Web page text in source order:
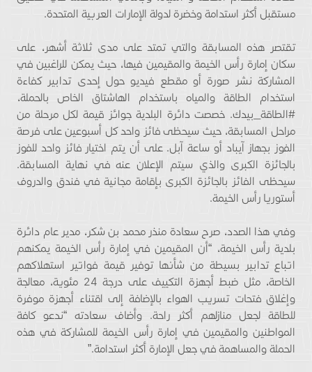
مستقبل أكثر استدامة وخضرة لدولة الإمارات العربية المتحدة.
تقتصر هذه المسابقة والتي تمتد على مدى ثلاثة أشهر، على
سكان إمارة رأس الخيمة والمقيمين فيها، حيث يمكن للراغبين في
المشاركة نشر صورة أو مقطع فيديو حول إحدى تدابير كفاءة
استخدام الطاقة والمياه باستخدام الهاشتاق الخاص بالحملة،
#الطاقة_بيدك. خصصت دائرة البلدية جوائز قيمة لكل مرحلة من
مراحل المسابقة، حيث سيحظى فائز واحد كل أسبوعين على فرصة
الفوز بجهاز آيباد أو ساعة آبل. على أن يتم اختيار فائز واحد للفوز
بالجائزة الكبرى والذي سيتم الإعلان عنه في نهاية المسابقة.
سيحظى الفائز بالجائزة الكبرى بإقامة مجانية في فندق والدروف
أستوريا رأس الخيمة.
وفي هذا الصدد، صرح سعادة منذر محمد بن شكر، مدير عام دائرة
بلدية رأس الخيمة، “أن المقيمين في إمارة رأس الخيمة يمكنهم
اتباع تدابير بسيطة من شأنها توفير قيمة فواتير استهلاكهم
الخاصة، مثل ضبط أجهزة التكييف على درجة 24 مئوية، معالجة
وإغلاق فتحات تسريب الهواء بالإضافة إلى اقتناء أجهزة موفرة
للطاقة لجعل منازلهم أكثر راحة. وأضاف سعادته “ندعو كافة
المواطنين والمقيمين في إمارة رأس الخيمة للمشاركة في هذه
الحملة والمساهمة في جعل الإمارة أكثر استدامة.”